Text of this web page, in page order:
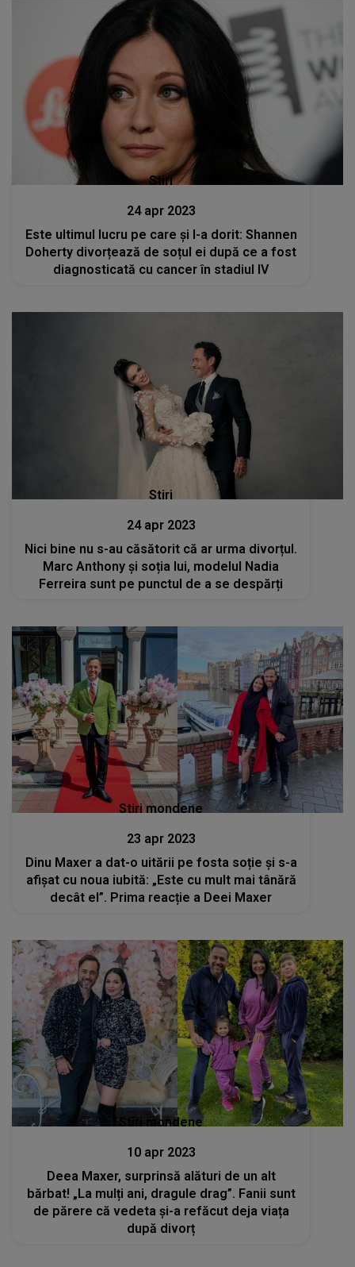
Stiri
24 apr 2023
Este ultimul lucru pe care și l-a dorit: Shannen
Doherty divorțează de soțul ei după ce a fost
diagnosticată cu cancer în stadiul IV
Stiri
24 apr 2023
Nici bine nu s-au căsătorit că ar urma divorțul.
Marc Anthony și soția lui, modelul Nadia
Ferreira sunt pe punctul de a se despărți
Stiri mondene
23 apr 2023
Dinu Maxer a dat-o uitării pe fosta soție și s-a
afișat cu noua iubită: „Este cu mult mai tânără
decât el”. Prima reacție a Deei Maxer
Stiri mondene
10 apr 2023
Deea Maxer, surprinsă alături de un alt
bărbat! „La mulți ani, dragule drag”. Fanii sunt
de părere că vedeta și-a refăcut deja viața
după divorț